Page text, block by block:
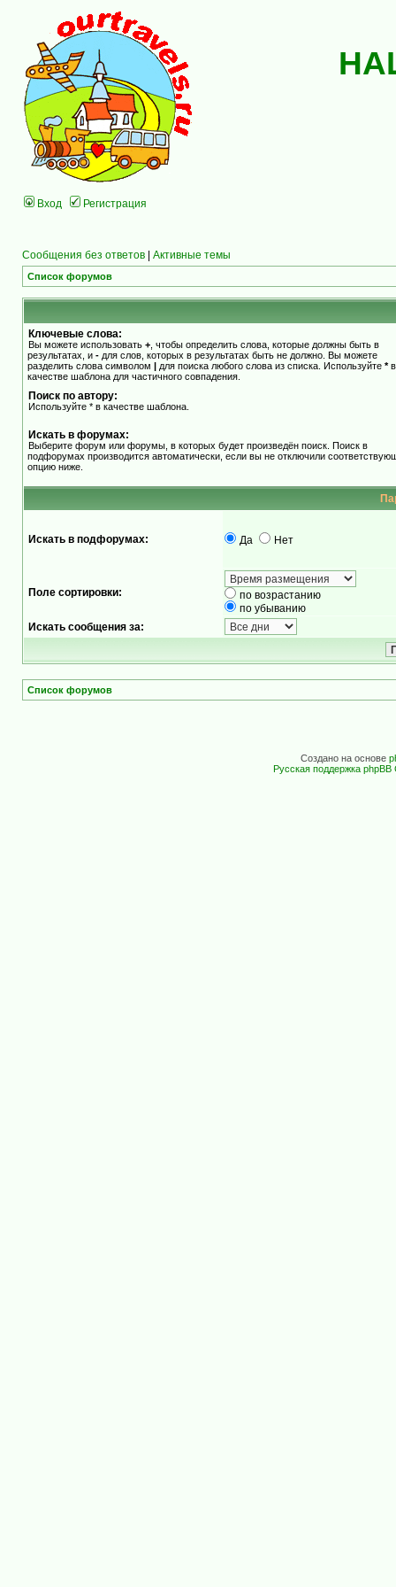
Вход Регистрация
Сообщения без ответов | Активные темы
Список форумов
Ключевые слова:
Вы можете использовать + , чтобы определить слова, которые должны быть в
результатах, и - для слов, которых в результатах быть не должно. Вы можете
разделить слова символом | для поиска любого слова из списка. Используйте *в
качестве шаблона для частичного совпадения.
Поиск по автору:
Используйте * в качестве шаблона.
Искать в форумах:
Выберите форум или форумы, в которых будет произведён поиск. Поиск в
подфорумах производится автоматически, если вы не отключили
опцию ниже.
Искать в подфорумах: Да Нет
Поле сортировки:
по возрастанию
по убыванию
Искать сообщения за:
Список форумов
Создано на основе
Русская поддержка phpBB